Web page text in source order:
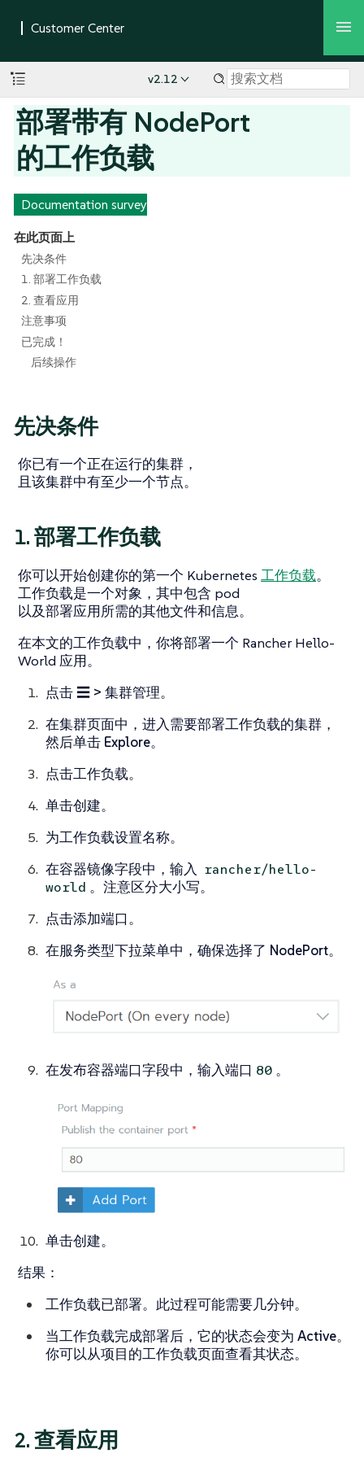
v2.12
部署带有 NodePort
的工作负载
Documentation survey
在此页面上
先决条件
1. 部署工作负载
2. 查看应用
注意事项
已完成！
后续操作
先决条件
你已有一个正在运行的集群，
且该集群中有至少一个节点。
1. 部署工作负载
你可以开始创建你的第一个 Kubernetes 工作负载。
工作负载是一个对象，其中包含 pod
以及部署应用所需的其他文件和信息。
在本文的工作负载中，你将部署一个 Rancher Hello-
World 应用。
点击 ☰ > 集群管理。
在集群页面中，进入需要部署工作负载的集群，
然后单击 Explore。
点击工作负载。
单击创建。
为工作负载设置名称。
在容器镜像字段中，输入 rancher/hello-
world 。注意区分大小写。
点击添加端口。
在服务类型下拉菜单中，确保选择了 NodePort。
在发布容器端口字段中，输入端口 80 。
单击创建。
结果 ：
工作负载已部署。此过程可能需要几分钟。
当工作负载完成部署后，它的状态会变为 Active。
你可以从项目的工作负载页面查看其状态。
2. 查看应用